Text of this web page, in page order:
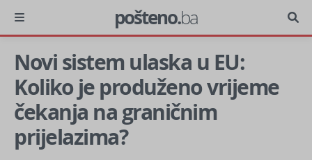
pošteno.ba
Novi sistem ulaska u EU:
Koliko je produženo vrijeme
čekanja na graničnim
prijelazima?